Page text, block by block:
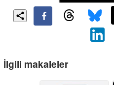
İlgili makaleler